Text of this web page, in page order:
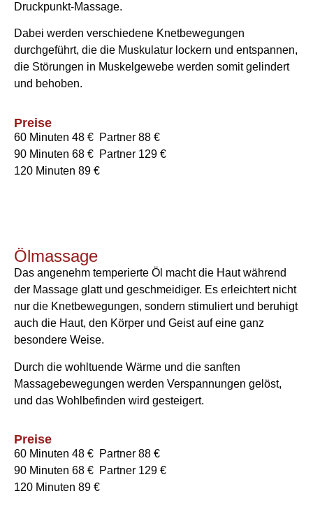
Druckpunkt-Massage.
Dabei werden verschiedene Knetbewegungen
durchgeführt, die die Muskulatur lockern und entspannen,
die Störungen in Muskelgewebe werden somit gelindert
und behoben.
Preise
60 Minuten 48 € Partner 88 €
90 Minuten 68 € Partner 129 €
120 Minuten 89 €
Ölmassage
Das angenehm temperierte Öl macht die Haut während
der Massage glatt und geschmeidiger. Es erleichtert nicht
nur die Knetbewegungen, sondern stimuliert und beruhigt
auch die Haut, den Körper und Geist auf eine ganz
besondere Weise.
Durch die wohltuende Wärme und die sanften
Massagebewegungen werden Verspannungen gelöst,
und das Wohlbefinden wird gesteigert.
Preise
60 Minuten 48 € Partner 88 €
90 Minuten 68 € Partner 129 €
120 Minuten 89 €